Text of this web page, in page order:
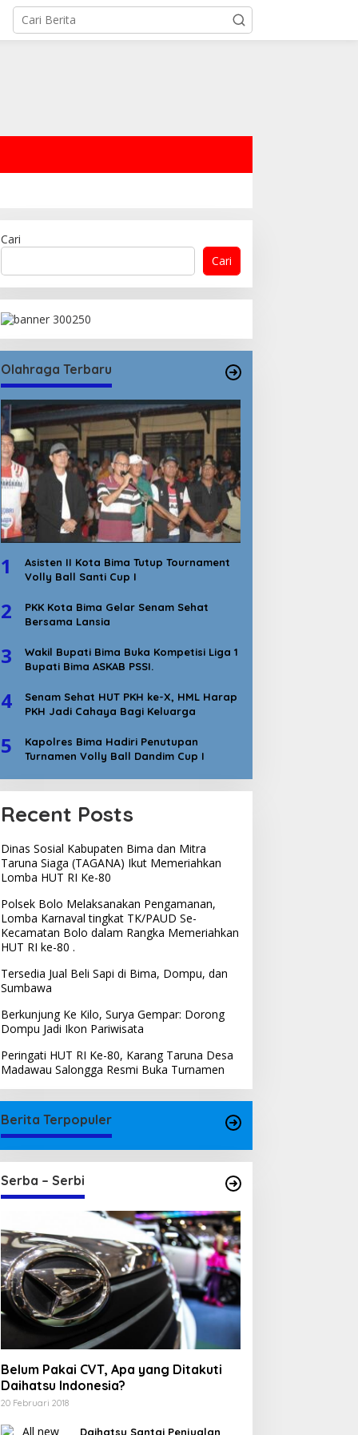
Cari
Cari
Olahraga Terbaru
1
Asisten II Kota Bima Tutup Tournament
Volly Ball Santi Cup I
2
PKK Kota Bima Gelar Senam Sehat
Bersama Lansia
3
Wakil Bupati Bima Buka Kompetisi Liga 1
Bupati Bima ASKAB PSSI.
4
Senam Sehat HUT PKH ke-X, HML Harap
PKH Jadi Cahaya Bagi Keluarga
5
Kapolres Bima Hadiri Penutupan
Turnamen Volly Ball Dandim Cup I
Recent Posts
Dinas Sosial Kabupaten Bima dan Mitra
Taruna Siaga (TAGANA) Ikut Memeriahkan
Lomba HUT RI Ke-80
Polsek Bolo Melaksanakan Pengamanan,
Lomba Karnaval tingkat TK/PAUD Se-
Kecamatan Bolo dalam Rangka Memeriahkan
HUT RI ke-80 .
Tersedia Jual Beli Sapi di Bima, Dompu, dan
Sumbawa
Berkunjung Ke Kilo, Surya Gempar: Dorong
Dompu Jadi Ikon Pariwisata
Peringati HUT RI Ke-80, Karang Taruna Desa
Madawau Salongga Resmi Buka Turnamen
Berita Terpopuler
Serba – Serbi
Belum Pakai CVT, Apa yang Ditakuti
Daihatsu Indonesia?
20 Februari 2018
Daihatsu Santai Penjualan